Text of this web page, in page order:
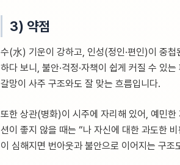
3) 약점
수(水) 기운이 강하고, 인성(정인·편인)이 중첩
하다 보니, 불안·걱정·자책이 쉽게 커질 수 있
갈망이 사주 구조와도 잘 맞는 흐름입니다.
또한 상관(병화)이 시주에 자리해 있어, 예민
션이 좋지 않을 때는 “나 자신에 대한 과도한
이 심해지면 번아웃과 불안으로 이어지는 구조